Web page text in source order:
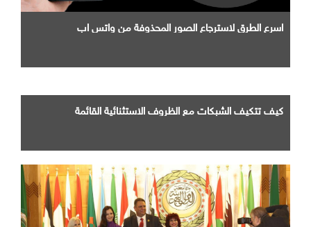
اسرع الطرق لاسترجاع الصور المحذوفة من واتس اب
كيف تتكيف الشبكات مع الظروف الاستثنائية القائمة